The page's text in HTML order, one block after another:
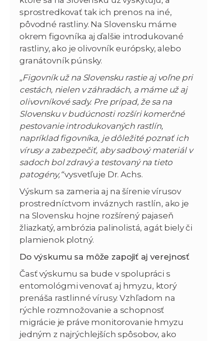
sprostredkovať tak ich prenos na iné,
pôvodné rastliny. Na Slovensku máme
okrem figovníka aj ďalšie introdukované
rastliny, ako je olivovník európsky, alebo
granátovník púnsky.
„Figovník už na Slovensku rastie aj voľne pri
cestách, nielen v záhradách, a máme už aj
olivovníkové sady. Pre prípad, že sa na
Slovensku v budúcnosti rozšíri komerčné
pestovanie introdukovaných rastlín,
napríklad figovníka, je dôležité poznať ich
vírusy a zabezpečiť, aby sadbový materiál v
sadoch bol zdravý a testovaný na tieto
patogény,“vysvetľuje Dr. Achs.
Výskum sa zameria aj na šírenie vírusov
prostredníctvom inváznych rastlín, ako je
na Slovensku hojne rozšírený pajaseň
žliazkatý, ambrózia palinolistá, agát biely či
plamienok plotný.
Do výskumu sa môže zapojiť aj verejnosť
Časť výskumu sa bude v spolupráci s
entomológmi venovať aj hmyzu, ktorý
prenáša rastlinné vírusy. Vzhľadom na
rýchle rozmnožovanie a schopnosť
migrácie je práve monitorovanie hmyzu
jedným z najrýchlejších spôsobov, ako